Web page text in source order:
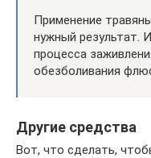
Применение
нужный результат.
процесса
обезболивания
Другие средства
Вот, что сделать,